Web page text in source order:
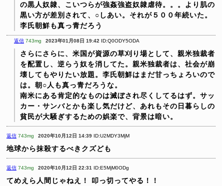
の黒人奴隷、こいつらが強姦強盗奴隷虐待。。。より肌の
黒い方が差別されて、○しあい。それが５００年続いた。
李氏朝鮮も真っ青だろう
返信 743mg 2023年01月08日 19:42 ID:Q0ODY5ODA
さらにさらに、米国が資源の草刈り場として、親米独裁者
を配置し、逆らう奴を消してた。親米独裁者は、社会が崩
壊してもやりたい放題。李氏朝鮮はまだ甘っちょろいので
は。朝○人も真っ青だろうな。
南米にある肯定的なものは滅ぼされ尽くしてるはず。サッ
カー・サンバとかも楽し気だけど、あれもその日暮らしの
貧民が大騒ぎするための娯楽で、背景は暗い。
返信 743mg 2020年10月12日 14:39 ID:U2MDY3MjM
地球から抹殺するべきクズども
返信 743mg 2020年10月12日 22:31 ID:E5MjM0ODg
てめえら人間じゃねえ！ 叩っ切ってやる！！